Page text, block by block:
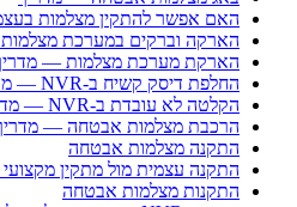
האם אפשר להתקין מצלמות
הארקה וברקים במערכת
הארקת מערכת מצלמות —
החלפת דיסק קשיח ב-NVR — מדריך
הקלטה לא עובדת ב-NVR — מדריך תיקון
הרכבת מצלמות אבטחה —
התקנה מצלמות אבטחה
התקנה עצמית מול מתקין
התקנות מצלמות אבטחה